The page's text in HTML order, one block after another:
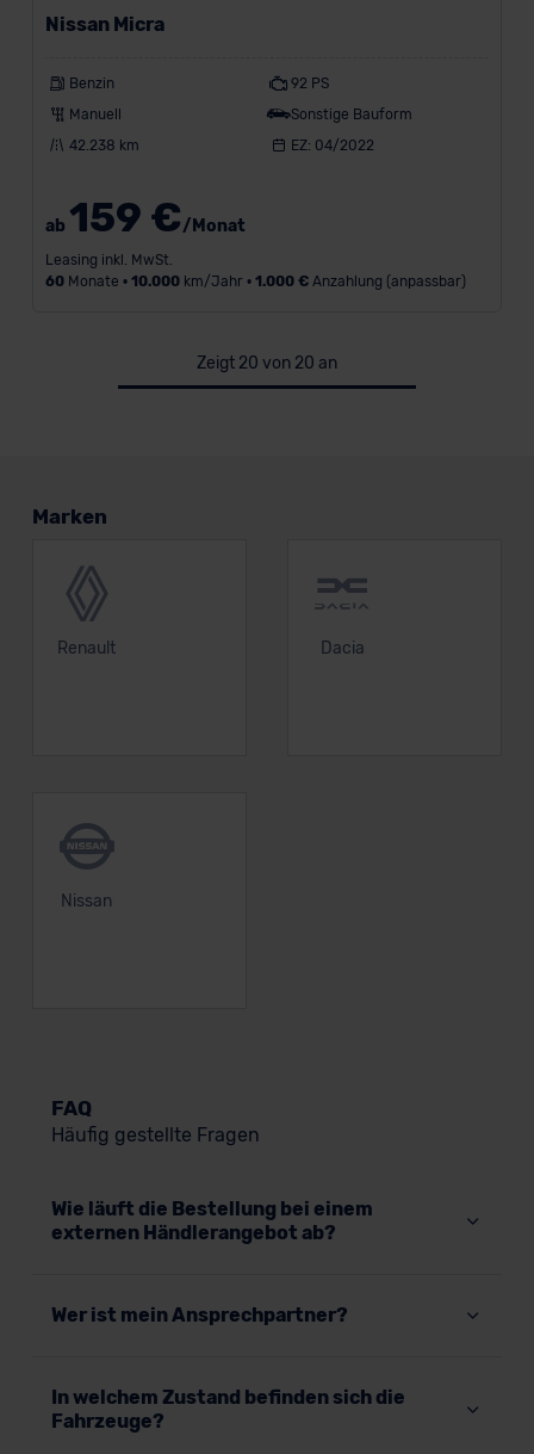
Nissan Micra
Benzin
92 PS
Manuell
Sonstige Bauform
42.238 km
EZ: 04/2022
ab 159 €/Monat
Leasing inkl. MwSt.
60Monate • 10.000km/Jahr • 1.000 €Anzahlung (anpassbar)
Zeigt 20 von 20 an
Marken
Renault Dacia
Nissan
FAQ
Häufig gestellte Fragen
Wie läuft die Bestellung bei einem
externen Händlerangebot ab?
Wer ist mein Ansprechpartner?
In welchem Zustand befinden sich die
Fahrzeuge?